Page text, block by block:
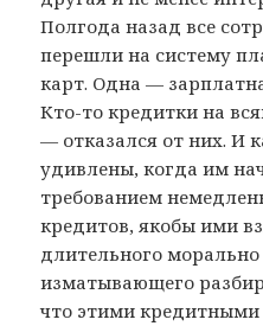
Полгода назад все
перешли на систему
карт. Одна —
Кто-то кредитки на
— отказался от них. И
удивлены, когда им
требованием
кредитов, якобы ими
длительного
изматывающего
что этими